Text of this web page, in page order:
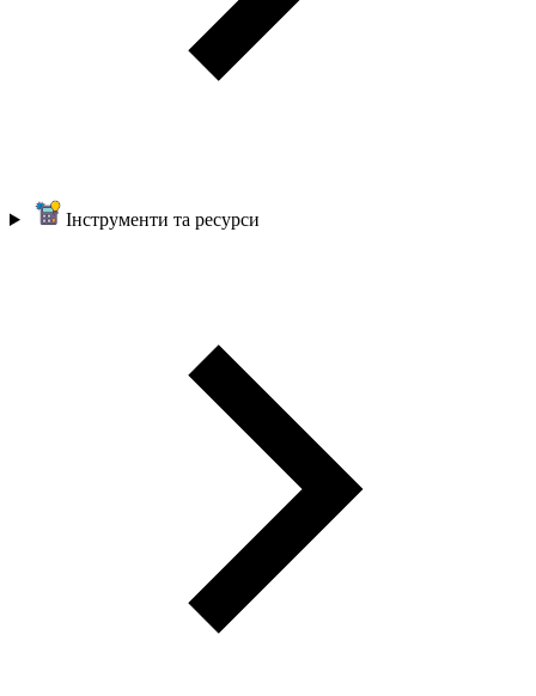
Інструменти та ресурси